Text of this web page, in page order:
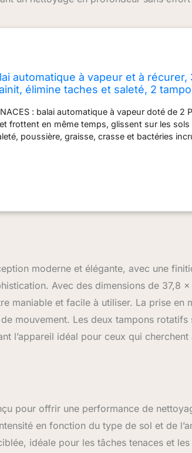
automatique à vapeur et à récurer,
élimine taches et saleté, 2
: balai automatique à vapeur doté de 2
frottent en même temps, glissent sur les sols
poussière, graisse, crasse et bactéries
études d'assainissement ont été menées
Les conditions et les résultats peuvent
VAPEUR : éliminez les taches tenaces
Passez facilement de l'un à l'autre des 3
: LÉGER, NORMAL et EN PROFONDEUR
Cordon d'alimentation de 8 m (prise UE).
: blanc/gris
moderne et élégante, avec une
Avec des dimensions de 37,8
maniable et facile à utiliser. La prise en
mouvement. Les deux tampons rotatifs
l’appareil idéal pour ceux qui cherchent
pour offrir une performance de
en fonction du type de sol et de
idéale pour les tâches tenaces et